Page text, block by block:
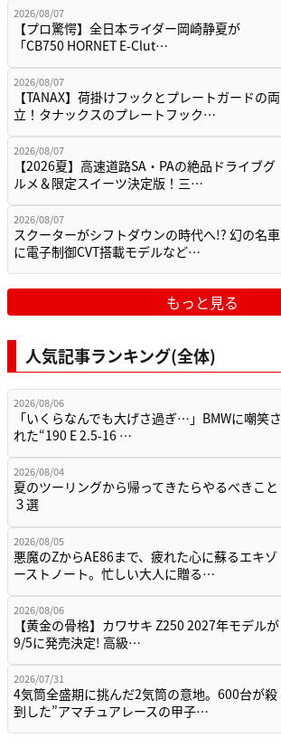
2026/08/07
【プロ驚愕】全日本ライダー岡崎静夏が
「CB750 HORNET E-Clut…
2026/08/07
【TANAX】荷掛けフックとプレートガードの両
立！タナックスのプレートフック…
2026/08/07
【2026夏】高速道路SA・PAの絶品ドライブグ
ルメ＆限定スイーツ決定版！三…
2026/08/07
スクーターがシフトダウンの時代へ!? 幻の名車
に電子制御CVT搭載モデルなど…
もっと見る
人気記事ランキング(全体)
2026/08/06
「いくらなんでも大げさ過ぎ…」BMWに嘲笑さ
れた“190 E 2.5-16 …
2026/08/04
夏のツーリングから帰ってきたらやるべきこと
３選
2026/08/05
悪魔のZからAE86まで、疲れた心に蘇るエキゾ
ーストノート。忙しい大人に贈る…
2026/08/06
【黄金の骨格】カワサキ Z250 2027年モデルが
9/5に発売決定! 高級…
2026/07/31
4気筒全盛期に挑んだ2気筒の意地。600台が殺
到した”アマチュアレースの甲子…